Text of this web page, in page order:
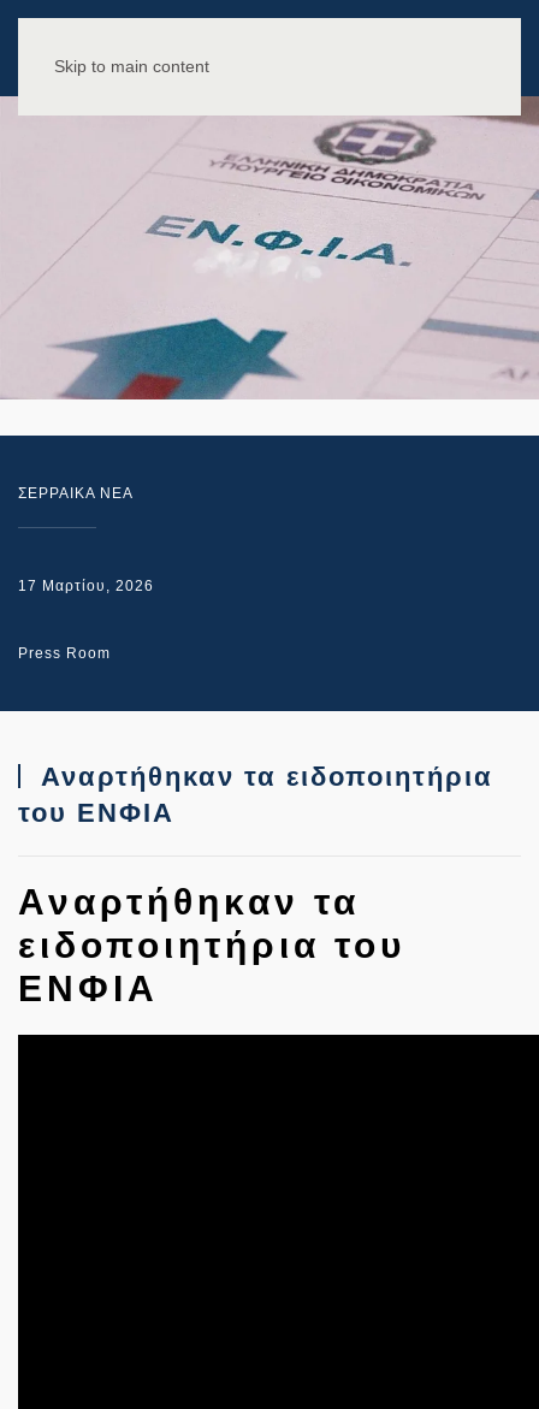
Skip to main content
ΣΕΡΡΑΙΚΑ ΝΕΑ
17 Μαρτίου, 2026
Press Room
Αναρτήθηκαν τα ειδοποιητήρια
του ΕΝΦΙΑ
Αναρτήθηκαν τα
ειδοποιητήρια του
ΕΝΦΙΑ